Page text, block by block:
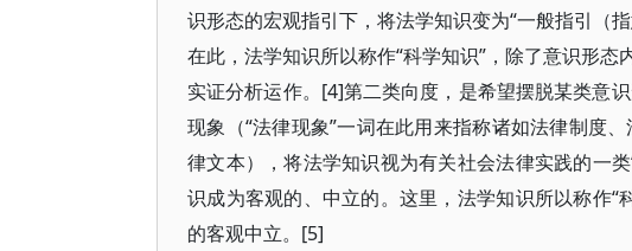
识形态的宏观指引下，将法学知识变为“一般指引（
在此，法学知识所以称作“科学知识”，除了意识形
实证分析运作。[4]第二类向度，是希望摆脱某类意
现象（“法律现象”一词在此用来指称诸如法律制度
律文本），将法学知识视为有关社会法律实践的一
识成为客观的、中立的。这里，法学知识所以称作
的客观中立。[5]